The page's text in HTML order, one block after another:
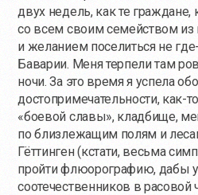
двух недель, как те
со всем своим семейством из
и желанием поселиться не
Баварии. Меня терпели там
ночи. За это время я успела
достопримечательности, как-
«боевой славы», кладбище,
по близлежащим полям и
Гёттинген (кстати, весьма
пройти флюорографию, дабы
соотечественников в расовой